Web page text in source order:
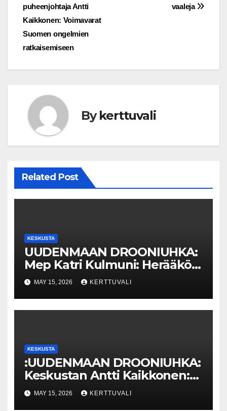
vaaleja
puheenjohtaja Antti
Kaikkonen: Voimavarat
Suomen ongelmien
ratkaisemiseen
Bykerttuvali
Related Post
KESKUSTA
UUDENMAAN DROONIUHKA:
Mep Katri Kulmuni: Herääkö
hallitus ja viranomaiset vasta,
kun uhka koskee
Uuttamaata?
MAY 15, 2026 KERTTUVALI
KESKUSTA
:UUDENMAAN DROONIUHKA:
Keskustan Antti Kaikkonen:
Vauhtia
viranomaistiedotukseen!
MAY 15, 2026 KERTTUVALI